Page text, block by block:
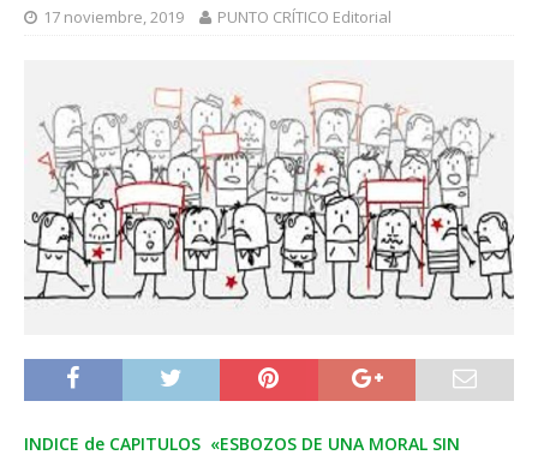
17 noviembre, 2019 PUNTO CRÍTICO Editorial
INDICE de CAPITULOS «ESBOZOS DE UNA MORAL SIN